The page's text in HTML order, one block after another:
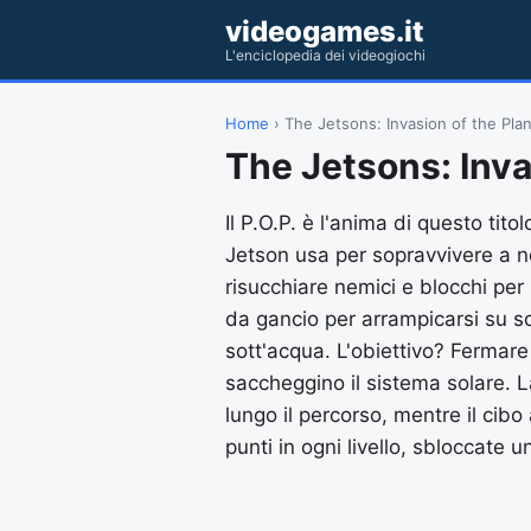
videogames.it
L'enciclopedia dei videogiochi
Home › The Jetsons: Invasion of the
The Jetsons:
Il P.O.P. è l'anima di questo
Jetson usa per sopravvivere a
risucchiare nemici e blocchi
da gancio per arrampicarsi su
sott'acqua. L'obiettivo?
saccheggino il sistema solare.
lungo il percorso, mentre il
punti in ogni livello, sbloccate